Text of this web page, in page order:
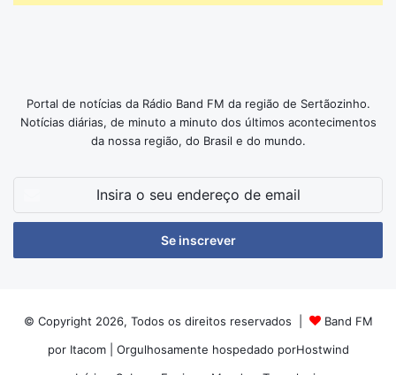
Portal de notícias da Rádio Band FM da região de Sertãozinho.
Notícias diárias, de minuto a minuto dos últimos acontecimentos
da nossa região, do Brasil e do mundo.
seu
de
© Copyright 2026, Todos os direitos reservados |
Band FM
por Itacom| Orgulhosamente hospedado porHostwind